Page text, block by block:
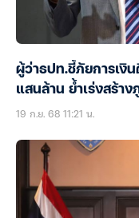
ผู้ว่าธปท.ชี้ภัยการเงิ
แสนล้าน ย้ำเร่งสร้า
19 ก.ย. 68 11:21 น.